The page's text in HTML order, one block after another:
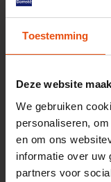
Toestemming
Deze website
We gebruiken
personaliseren,
en om ons
informatie over uw
partners voor
€ 275,00 ex. btw.
November 2026
Actualiteiten
prof. mr. dr. A.
Di. 3 november
Enschede
6 PO